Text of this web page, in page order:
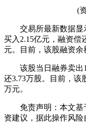
(
交易所最新数据显
买入2.15亿元，融资偿
元。目前，该股融资余
该股当日融券卖出
还3.73万股。目前，该
万元。
免责声明：本文
资建议，据此操作风